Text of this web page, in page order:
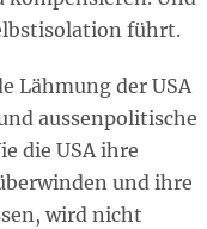
führt.
Lähmung der USA
aussenpolitische
die USA ihre
und ihre
wird nicht